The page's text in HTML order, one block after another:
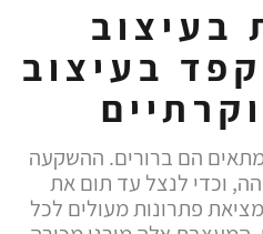
בעיצוב
בעיצוב
הם ברורים. ההשקעה
וכדי לנצל עד תום את
פתרונות מעולים לכל